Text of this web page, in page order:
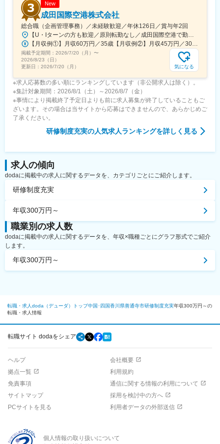
New
成田国際空港株式会社
総合職（企画管理事務）／未経験歓迎／年休126日／賞与年2回
【U・Iターンの方も歓迎／原則転勤なし／成田国際空港で勤務】■千葉県成田市古込字古込1-1受動喫煙対策：オフィス内禁煙・分煙※自動車通勤：可能（必要条件を満たしている場合のみ）
【月収例①】月収60万円／35歳【月収例②】月収45万円／30歳【月収例③】月収41万円／25歳※各種手当(残業手当、住居手当、通勤手当等)込みの金額です。※別途賞与が年２回支給されます。※個人差がある旨、ご承知おきください。<月給>【初任給（大卒）】月給27万8600円＋各種手当(残業手当、住居手当、通勤手当等)＋賞与年2回【初任給（院卒）】月給30万500円＋各種手当(残業手当、住居手当、通勤手当等)＋賞与年2回※上記は新卒初任給です。経験やスキルを考慮して決定いたします。
掲載予定期間： 2026/7/20（月） 〜
2026/8/23（日）
更新日： 2026/7/20（月） 気になる
※求人応募数の多い順にランキングしています（非公開求人は除く）。
※集計対象期間：2026/8/1（土）～2026/8/7（金）
※事情により掲載終了予定日よりも前に求人募集が終了していることもご
ざいます。その場合は当サイトから応募はできませんので、あらかじめご
了承ください。
研修制度充実の人気求人ランキングを詳しく見る
求人の傾向
dodaに掲載中の求人に関するデータを、カテゴリごとにご紹介します。
研修制度充実
年収300万円～
職業別の求人数
dodaに掲載中の求人に関するデータを、年収×職種ごとにグラフ形式でご紹介
します。
年収300万円～
転職・求人doda（デューダ）トップ中国･四国香川県善通寺市研修制度充実年収300万円～の
転職・求人情報
転職サイト dodaをシェア
ヘルプ
会社概要
拠点一覧
利用規約
免責事項
通信に関する情報の利用について
サイトマップ
採用を検討中の方へ
PCサイトを見る
利用者データの外部送信
個人情報の取り扱いについて